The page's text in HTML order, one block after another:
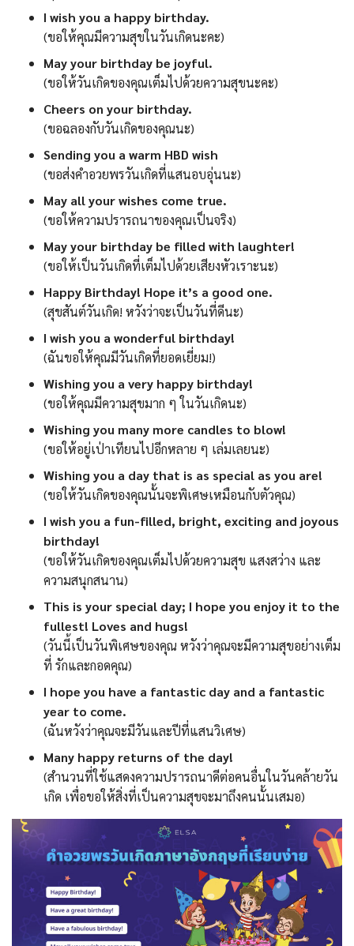
I wish you a happy birthday.
(ขอให้คุณมีความสุขในวันเกิดนะคะ)
May your birthday be joyful.
(ขอให้วันเกิดของคุณเต็มไปด้วยความสุขนะคะ)
Cheers on your birthday.
(ขอฉลองกับวันเกิดของคุณนะ)
Sending you a warm HBD wish
(ขอส่งคำอวยพรวันเกิดที่แสนอบอุ่นนะ)
May all your wishes come true.
(ขอให้ความปรารถนาของคุณเป็นจริง)
May your birthday be filled with laughter!
(ขอให้เป็นวันเกิดที่เต็มไปด้วยเสียงหัวเราะนะ)
Happy Birthday! Hope it’s a good one.
(สุขสันต์วันเกิด! หวังว่าจะเป็นวันที่ดีนะ)
I wish you a wonderful birthday!
(ฉันขอให้คุณมีวันเกิดที่ยอดเยี่ยม!)
Wishing you a very happy birthday!
(ขอให้คุณมีความสุขมาก ๆ ในวันเกิดนะ)
Wishing you many more candles to blow!
(ขอให้อยู่เป่าเทียนไปอีกหลาย ๆ เล่มเลยนะ)
Wishing you a day that is as special as you are!
(ขอให้วันเกิดของคุณนั้นจะพิเศษเหมือนกับตัวคุณ)
I wish you a fun-filled, bright, exciting and joyous
birthday!
(ขอให้วันเกิดของคุณเต็มไปด้วยความสุข แสงสว่าง และ
ความสนุกสนาน)
This is your special day; I hope you enjoy it to the
fullest! Loves and hugs!
(วันนี้เป็นวันพิเศษของคุณ หวังว่าคุณจะมีความสุขอย่างเต็ม
ที่ รักและกอดคุณ)
I hope you have a fantastic day and a fantastic
year to come.
(ฉันหวังว่าคุณจะมีวันและปีที่แสนวิเศษ)
Many happy returns of the day!
(สำนวนที่ใช้แสดงความปรารถนาดีต่อคนอื่นในวันคล้ายวัน
เกิด เพื่อขอให้สิ่งที่เป็นความสุขจะมาถึงคนนั้นเสมอ)